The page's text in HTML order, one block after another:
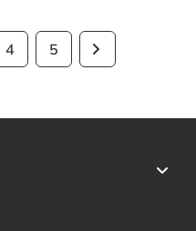
4 5